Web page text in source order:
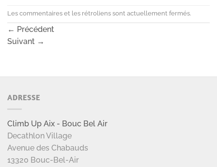
Les commentaires et les rétroliens sont actuellement fermés.
← Précédent
Suivant →
ADRESSE
Climb Up Aix - Bouc Bel Air
Decathlon Village
Avenue des Chabauds
13320 Bouc-Bel-Air